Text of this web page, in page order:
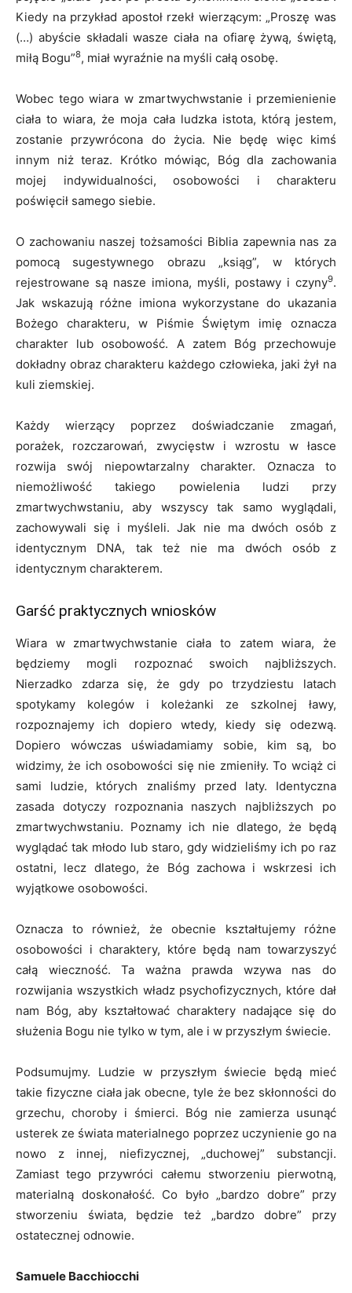
Kiedy na przykład apostoł rzekł wierzącym: „Proszę was
(…) abyście składali wasze ciała na ofiarę żywą, świętą,
miłą Bogu”8, miał wyraźnie na myśli całą osobę.
Wobec tego wiara w zmartwychwstanie i przemienienie
ciała to wiara, że moja cała ludzka istota, którą jestem,
zostanie przywrócona do życia. Nie będę więc kimś
innym niż teraz. Krótko mówiąc, Bóg dla zachowania
mojej indywidualności, osobowości i charakteru
poświęcił samego siebie.
O zachowaniu naszej tożsamości Biblia zapewnia nas za
pomocą sugestywnego obrazu „ksiąg”, w których
rejestrowane są nasze imiona, myśli, postawy i czyny9.
Jak wskazują różne imiona wykorzystane do ukazania
Bożego charakteru, w Piśmie Świętym imię oznacza
charakter lub osobowość. A zatem Bóg przechowuje
dokładny obraz charakteru każdego człowieka, jaki żył na
kuli ziemskiej.
Każdy wierzący poprzez doświadczanie zmagań,
porażek, rozczarowań, zwycięstw i wzrostu w łasce
rozwija swój niepowtarzalny charakter. Oznacza to
niemożliwość takiego powielenia ludzi przy
zmartwychwstaniu, aby wszyscy tak samo wyglądali,
zachowywali się i myśleli. Jak nie ma dwóch osób z
identycznym DNA, tak też nie ma dwóch osób z
identycznym charakterem.
Garść praktycznych wniosków
Wiara w zmartwychwstanie ciała to zatem wiara, że
będziemy mogli rozpoznać swoich najbliższych.
Nierzadko zdarza się, że gdy po trzydziestu latach
spotykamy kolegów i koleżanki ze szkolnej ławy,
rozpoznajemy ich dopiero wtedy, kiedy się odezwą.
Dopiero wówczas uświadamiamy sobie, kim są, bo
widzimy, że ich osobowości się nie zmieniły. To wciąż ci
sami ludzie, których znaliśmy przed laty. Identyczna
zasada dotyczy rozpoznania naszych najbliższych po
zmartwychwstaniu. Poznamy ich nie dlatego, że będą
wyglądać tak młodo lub staro, gdy widzieliśmy ich po raz
ostatni, lecz dlatego, że Bóg zachowa i wskrzesi ich
wyjątkowe osobowości.
Oznacza to również, że obecnie kształtujemy różne
osobowości i charaktery, które będą nam towarzyszyć
całą wieczność. Ta ważna prawda wzywa nas do
rozwijania wszystkich władz psychofizycznych, które dał
nam Bóg, aby kształtować charaktery nadające się do
służenia Bogu nie tylko w tym, ale i w przyszłym świecie.
Podsumujmy. Ludzie w przyszłym świecie będą mieć
takie fizyczne ciała jak obecne, tyle że bez skłonności do
grzechu, choroby i śmierci. Bóg nie zamierza usunąć
usterek ze świata materialnego poprzez uczynienie go na
nowo z innej, niefizycznej, „duchowej” substancji.
Zamiast tego przywróci całemu stworzeniu pierwotną,
materialną doskonałość. Co było „bardzo dobre” przy
stworzeniu świata, będzie też „bardzo dobre” przy
ostatecznej odnowie.
Samuele Bacchiocchi